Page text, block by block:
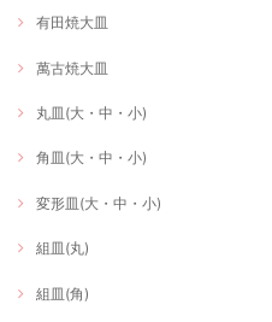
有田焼大皿
萬古焼大皿
丸皿(大・中・小)
角皿(大・中・小)
変形皿(大・中・小)
組皿(丸)
組皿(角)